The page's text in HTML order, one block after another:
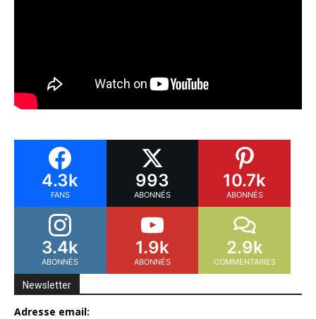
4.3k
FANS
993
ABONNÉS
10.7k
ABONNÉS
3.4k
ABONNÉS
1.9k
ABONNÉS
2.9k
COMMENTAIRES
Newsletter
Adresse email: